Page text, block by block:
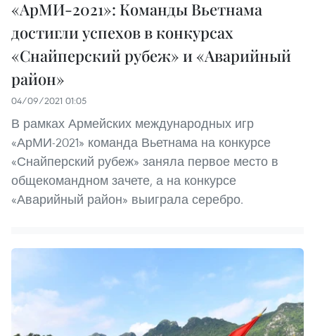
«АрМИ-2021»: Команды Вьетнама
достигли успехов в конкурсах
«Снайперский рубеж» и «Аварийный
район»
04/09/2021 01:05
В рамках Армейских международных игр
«АрМИ-2021» команда Вьетнама на конкурсе
«Снайперский рубеж» заняла первое место в
общекомандном зачете, а на конкурсе
«Аварийный район» выиграла серебро.